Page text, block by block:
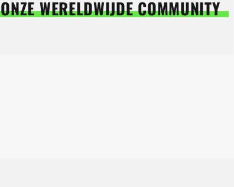
ONZE WERELDWIJDE COMMUNITY